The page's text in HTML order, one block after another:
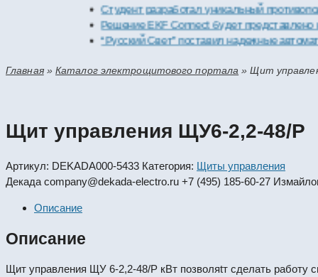
Студент разработал уникальный
Решение EKF Connect будет представлено на
“Русский Свет” поставил надежные
Главная»Каталог электрощитового портала »Щит
Щит управления ЩУ6-2,2-48/Р
Артикул: DEKADA000-5433 Категория: Щиты управления
Декада company@dekada-electro.ru +7 (495) 185-60-27
Описание
Описание
Щит управления ЩУ 6-2,2-48/Р кВт позволяtт сделать работу